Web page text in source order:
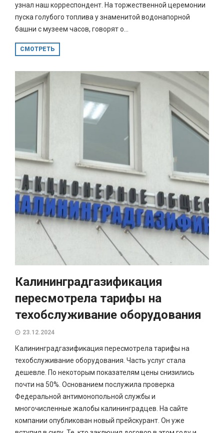
узнал наш корреспондент. На торжественной церемонии
пуска голубого топлива у знаменитой водонапорной
башни с музеем часов, говорят о...
СМОТРЕТЬ
Калининградгазификация
пересмотрела тарифы на
техобслуживание оборудования
23.12.2024
Калининградгазификация пересмотрела тарифы на
техобслуживание оборудования. Часть услуг стала
дешевле. По некоторым показателям цены снизились
почти на 50%. Основанием послужила проверка
Федеральной антимонопольной службы и
многочисленные жалобы калининградцев. На сайте
компании опубликован новый прейскурант. Он уже